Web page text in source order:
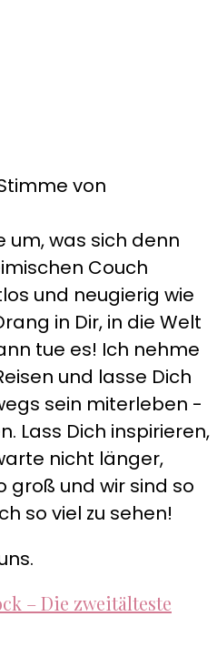
von
um, was sich denn
Couch
und neugierig wie
in Dir, in die Welt
tue es! Ich nehme
und lasse Dich
sein miterleben -
Lass Dich inspirieren,
nicht länger,
groß und wir sind so
so viel zu sehen!
– Die zweitälteste